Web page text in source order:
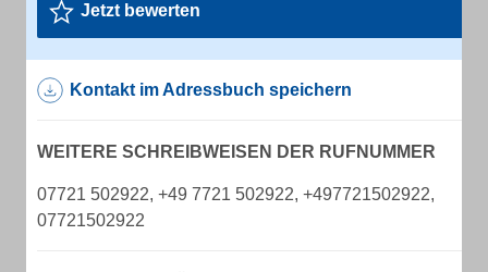
Jetzt bewerten
Kontakt im Adressbuch speichern
WEITERE SCHREIBWEISEN DER RUFNUMMER
07721 502922, +49 7721 502922, +497721502922,
07721502922